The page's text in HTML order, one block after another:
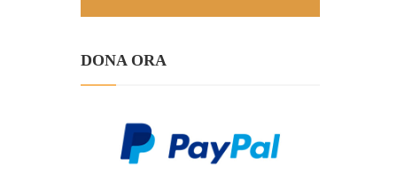
DONA ORA